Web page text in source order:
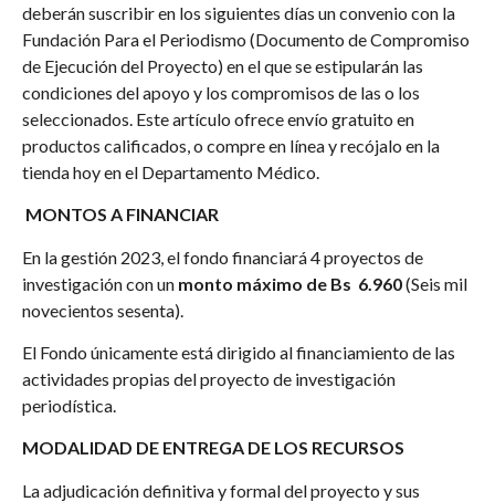
deberán suscribir en los siguientes días un convenio con la
Fundación Para el Periodismo (Documento de Compromiso
de Ejecución del Proyecto) en el que se estipularán las
condiciones del apoyo y los compromisos de las o los
seleccionados. Este artículo ofrece envío gratuito en
productos calificados, o compre en línea y recójalo en la
tienda hoy en el Departamento Médico.
MONTOS A FINANCIAR
En la gestión 2023, el fondo financiará 4 proyectos de
investigación con un monto máximo de Bs 6.960(Seis mil
novecientos sesenta).
El Fondo únicamente está dirigido al financiamiento de las
actividades propias del proyecto de investigación
periodística.
MODALIDAD DE ENTREGA DE LOS RECURSOS
La adjudicación definitiva y formal del proyecto y sus